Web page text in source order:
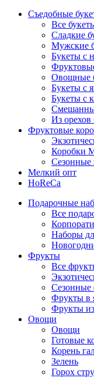
Съедобные
Все
Сладкие
Мужские
Букеты с
Овощные
Букеты с
Букеты с
Из орехов
Фруктовые
Коробки
Сезонные
Мелкий опт
HoReCa
Подарочные
Все
Наборы
Фрукты
Все
Сезонные
Фрукты в
Фрукты
Овощи
Овощи
Готовые
Корень
Зелень
Горох